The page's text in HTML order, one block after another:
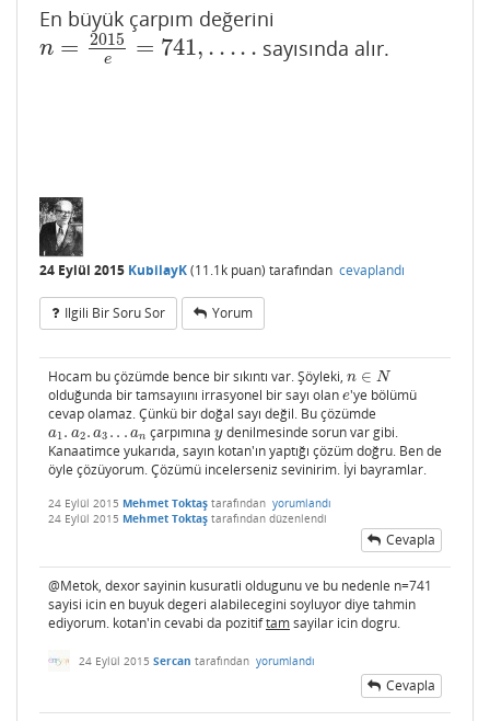
En büyük çarpım değerini
n = 2015
e = 741, . . .. .
n=2015e= 741 ,..... sayısında alır.
24 Eylül 2015 KubilayK(11.1k puan) tarafından cevaplandı
Ilgili Bir Soru Sor Yorum
Hocam bu çözümde bence bir sıkıntı var. Şöyleki, n ∈ N
n∈N
olduğunda bir tamsayıını irrasyonel bir sayı olan e
e'ye bölümü
cevap olamaz. Çünkü bir doğal sayı değil. Bu çözümde
a1. a2 . a3 . . . an
a1. a2.a3..an çarpımınay
ydenilmesinde sorun var gibi.
Kanaatimce yukarıda, sayın kotan'ın yaptığı çözüm doğru. Ben de
öyle çözüyorum. Çözümü incelerseniz sevinirim. İyi bayramlar.
24 Eylül 2015 Mehmet Toktaş tarafından yorumlandı
24 Eylül 2015 Mehmet Toktaş tarafından düzenlendi
Cevapla
@Metok, dexor sayinin kusuratli oldugunu ve bu nedenle n=741
sayisi icin en buyuk degeri alabilecegini soyluyor diye tahmin
ediyorum. kotan'in cevabi da pozitiftamsayilar icin dogru.
24 Eylül 2015 Sercan tarafından yorumlandı
Cevapla